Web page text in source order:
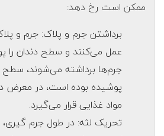
ممکن است رخ دهد:
برداشتن جرم و پلاک: جرم و
عمل می‌کنند و سطح دندان را
جرم‌ها برداشته می‌شوند، سطح
پوشیده بوده است، در معرض
مواد غذایی قرار می‌گیرد.
تحریک لثه: در طول جرم